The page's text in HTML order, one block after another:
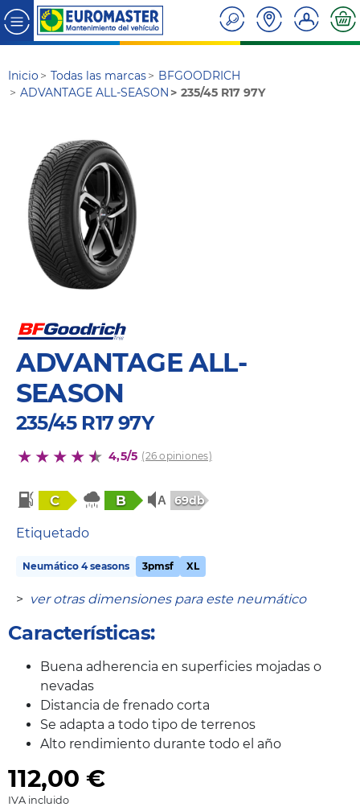
Inicio Todas las marcas
BFGOODRICH
ADVANTAGE ALL-SEASON
235/45 R17 97Y
ADVANTAGE ALL-
SEASON
235/45 R17 97Y
4,5/5 (26 opiniones)
C B 69db
Etiquetado
Neumático 4 seasons 3pmsf XL
> ver otras dimensiones para este neumático
Características:
Buena adherencia en superficies mojadas o
nevadas
Distancia de frenado corta
Se adapta a todo tipo de terrenos
Alto rendimiento durante todo el año
112,00 €
IVA incluido